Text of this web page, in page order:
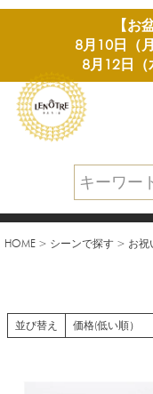
【お
8月10日（
8月12日（
HOME シーンで探す お祝
並び替え 価格(低い順）